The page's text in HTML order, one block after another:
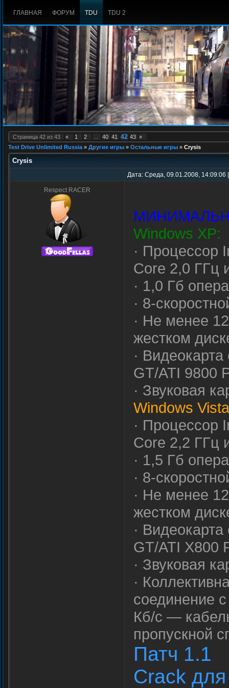
ГЛАВНАЯ ФОРУМ TDU TDU 2
Страница 42 из 43 « 1 2 40 41 42 43 »
Test Drive Unlimited Russia » Другие игры » Остальные игры » Crysis
Crysis
Дата: Среда, 09.01.2008,
Respect RACER
Windows XP:
· Процессор
Core 2,0 ГГц
· 1,0 Гб
· 8-
· Не менее
жестком
·
GT/ATI 9800
· Звуковая
Windows
· Процессор
Core 2,2 ГГц
· 1,5 Гб
· 8-
· Не менее
жестком
·
GT/ATI X800
· Звуковая
·
соединение
Кб/с —
пропускной
Патч 1.1
Crack